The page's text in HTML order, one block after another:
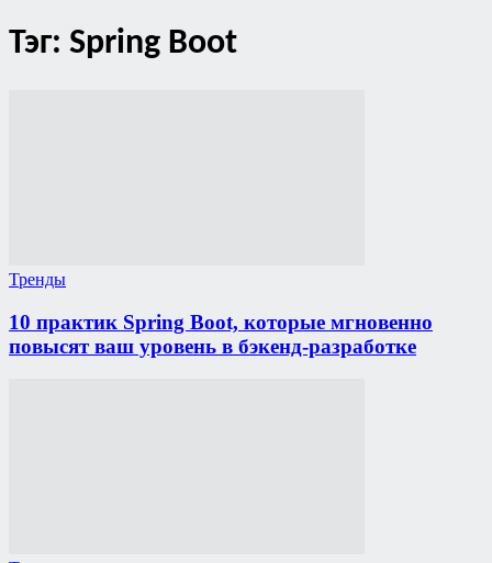
Тэг: Spring Boot
Тренды
10 практик Spring Boot, которые мгновенно
повысят ваш уровень в бэкенд-разработке